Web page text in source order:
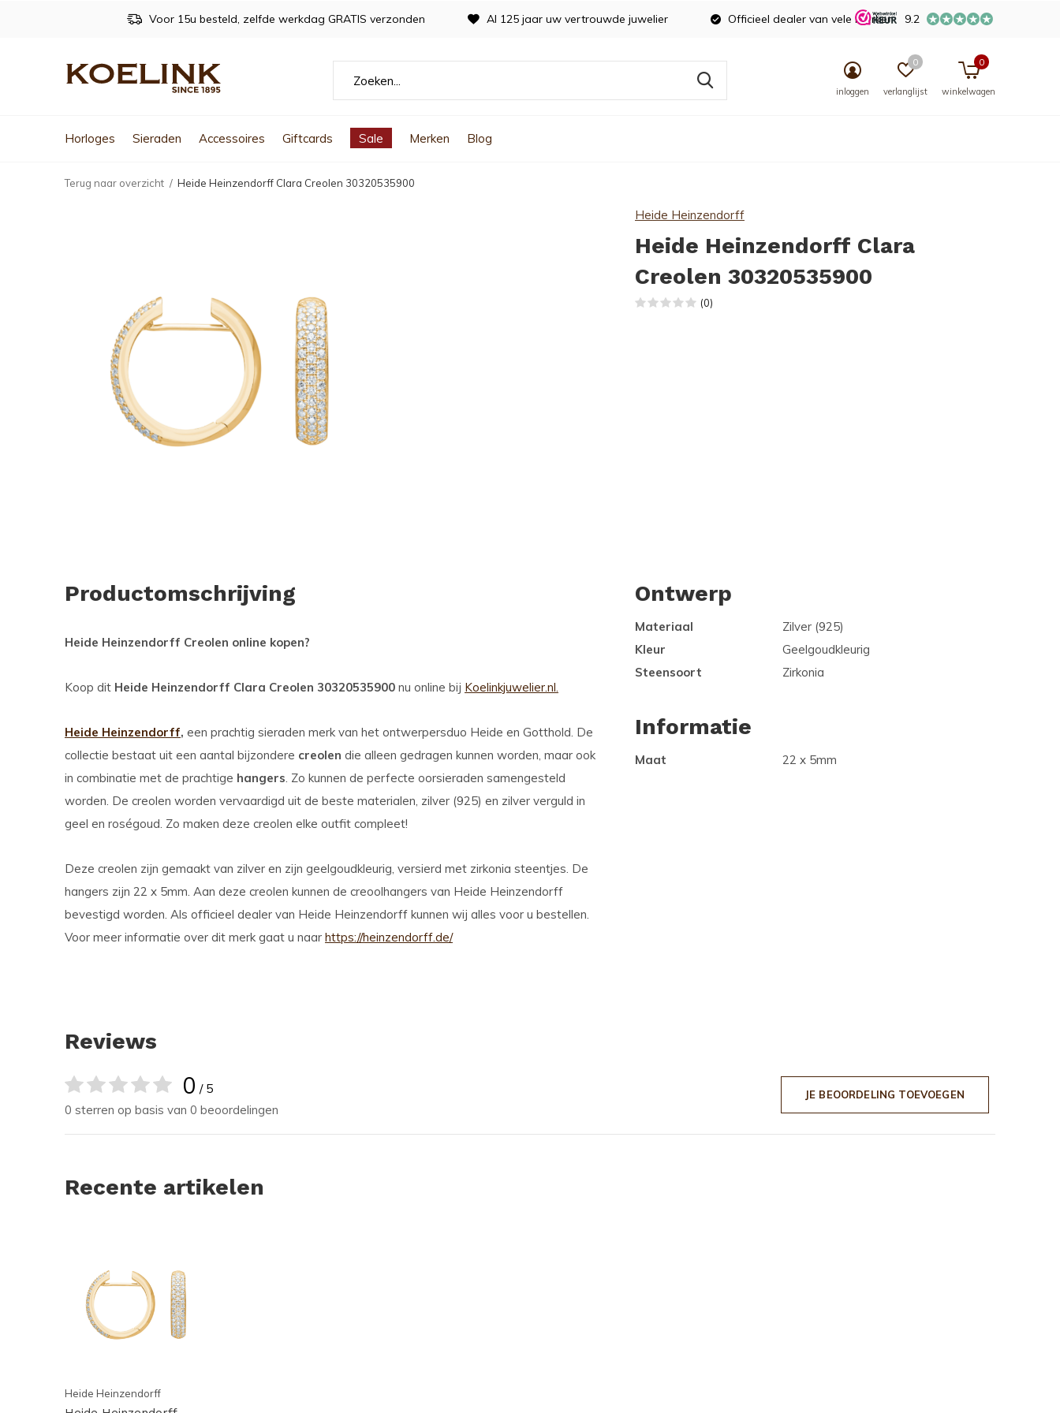
Horloges Sieraden Accessoires Giftcards Sale Merken Blog
inloggen verlanglijst
0
winkelwagen
0
Voor 15u besteld, zelfde werkdag GRATIS verzonden Al 125 jaar uw vertrouwde juwelier Officieel dealer van vele merken 9.2
Terug naar overzicht Heide Heinzendorff Clara Creolen 30320535900
Heide Heinzendorff
Heide Heinzendorff Clara
Creolen 30320535900
(0)
Productomschrijving
Heide Heinzendorff Creolen online kopen?
Koop dit Heide Heinzendorff Clara Creolen 30320535900 nu online bij Koelinkjuwelier.nl.
Heide Heinzendorff, een prachtig sieraden merk van het ontwerpersduo Heide en Gotthold. De
collectie bestaat uit een aantal bijzondere creolen die alleen gedragen kunnen worden, maar ook
in combinatie met de prachtige hangers. Zo kunnen de perfecte oorsieraden samengesteld
worden. De creolen worden vervaardigd uit de beste materialen, zilver (925) en zilver verguld in
geel en roségoud. Zo maken deze creolen elke outfit compleet!
Deze creolen zijn gemaakt van zilver en zijn geelgoudkleurig, versierd met zirkonia steentjes. De
hangers zijn 22 x 5mm. Aan deze creolen kunnen de creoolhangers van Heide Heinzendorff
bevestigd worden. Als officieel dealer van Heide Heinzendorff kunnen wij alles voor u bestellen.
Voor meer informatie over dit merk gaat u naar https://heinzendorff.de/
Ontwerp
Materiaal
Zilver (925)
Kleur
Geelgoudkleurig
Steensoort
Zirkonia
Informatie
Maat 22 x 5mm
Reviews
0 / 5
0 sterren op basis van 0 beoordelingen
JE BEOORDELING TOEVOEGEN
Recente artikelen
Heide Heinzendorff